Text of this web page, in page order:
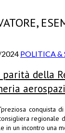
POLITICA &
della
“preziosa
regionale
in un incontro una